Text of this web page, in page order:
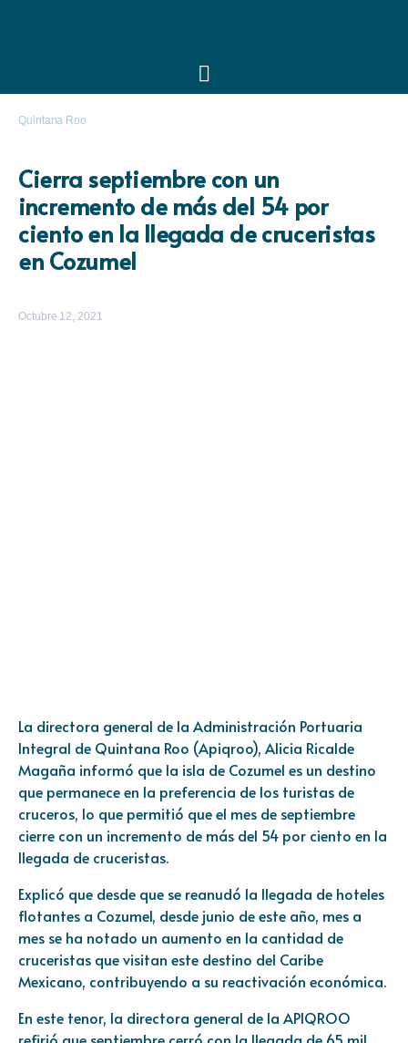
Quintana Roo
Cierra septiembre con un
incremento de más del 54 por
ciento en la llegada de cruceristas
en Cozumel
Octubre 12, 2021
La directora general de la Administración Portuaria
Integral de Quintana Roo (Apiqroo), Alicia Ricalde
Magaña informó que la isla de Cozumel es un destino
que permanece en la preferencia de los turistas de
cruceros, lo que permitió que el mes de septiembre
cierre con un incremento de más del 54 por ciento en la
llegada de cruceristas.
Explicó que desde que se reanudó la llegada de hoteles
flotantes a Cozumel, desde junio de este año, mes a
mes se ha notado un aumento en la cantidad de
cruceristas que visitan este destino del Caribe
Mexicano, contribuyendo a su reactivación económica.
En este tenor, la directora general de la APIQROO